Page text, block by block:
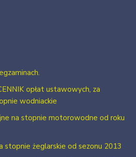
opłat ustawowych, za
wodniackie
na stopnie motorowodne od roku
stopnie żeglarskie od sezonu 2013